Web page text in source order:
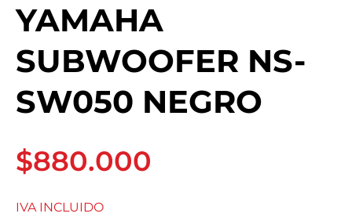
YAMAHA
SUBWOOFER NS-
SW050 NEGRO
$880.000
IVA INCLUIDO